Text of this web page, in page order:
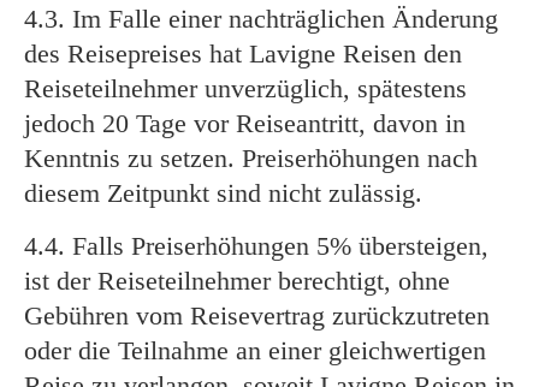
4.3. Im Falle einer nachträglichen Änderung
des Reisepreises hat Lavigne Reisen den
Reiseteilnehmer unverzüglich, spätestens
jedoch 20 Tage vor Reiseantritt, davon in
Kenntnis zu setzen. Preiserhöhungen nach
diesem Zeitpunkt sind nicht zulässig.
4.4. Falls Preiserhöhungen 5% übersteigen,
ist der Reiseteilnehmer berechtigt, ohne
Gebühren vom Reisevertrag zurückzutreten
oder die Teilnahme an einer gleichwertigen